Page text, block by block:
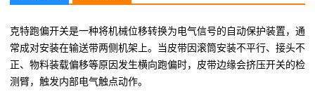
克特跑偏开关是一种将机械位移转换为电气信号的自动保护装置，通
常成对安装在输送带两侧机架上。当皮带因滚筒安装不平行、接头不
正、物料装载偏移等原因发生横向跑偏时，皮带边缘会挤压开关的检
测臂，触发内部电气触点动作。